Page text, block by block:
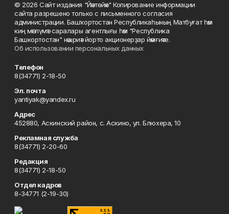
© 2026 Сайт издания "Йәнтөйәк" Копирование информации
сайта разрешено только с письменного согласия
администрации. Башҡортостан Республикаһының Матбуғат һәм
киң мәғлүмәт саралары агентлығы һәм "Республика
Башкортостан" нәшриәт йорто акционерҙар йәмғиәте.
Об использовании персональных данных
Телефон
8(34771) 2-18-50
Эл. почта
yantiyak@yandex.ru
Адрес
452880, Аскинский район, с. Аскино, ул. Блюхера, 10
Рекламная служба
8(34771) 2-20-60
Редакция
8(34771) 2-18-50
Отдел кадров
8-34771 (2-19-30)